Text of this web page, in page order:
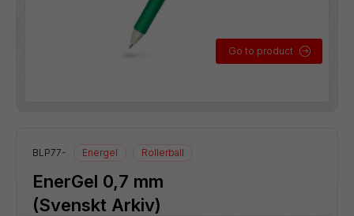
Go to product
BLP77- Energel Rollerball
EnerGel 0,7 mm
(Svenskt Arkiv)